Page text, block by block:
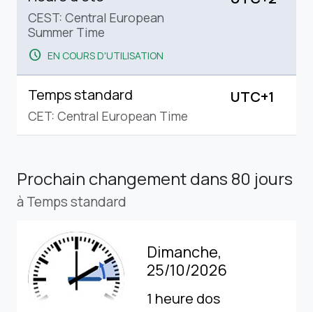
CEST: Central European
Summer Time
schedule EN COURS D'UTILISATION
Temps standard
CET: Central European Time
UTC+1
Prochain changementdans 80 jours
à Temps standard
Dimanche,
25/10/2026
1 heure dos